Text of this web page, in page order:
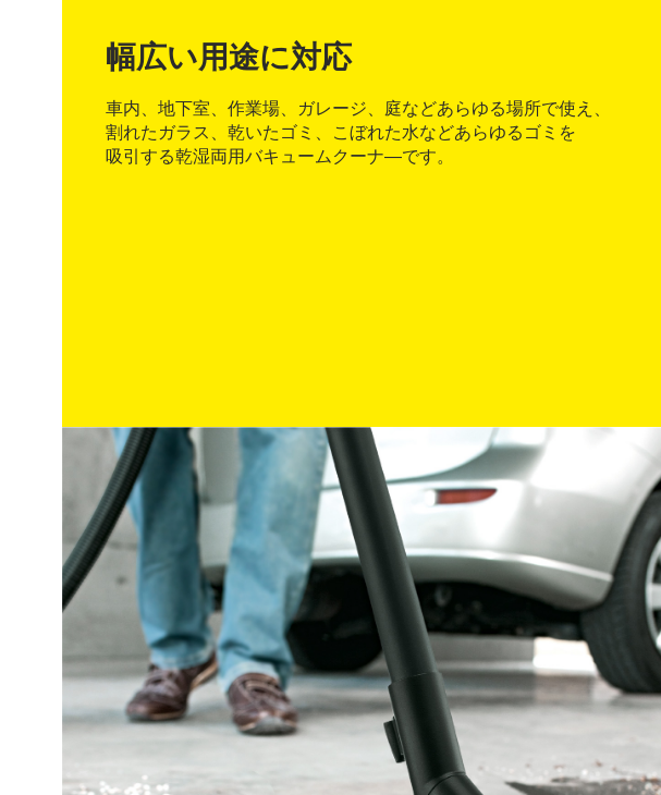
幅広い用途に対応
車内、地下室、作業場、ガレージ、庭などあらゆる場所で使え、
割れたガラス、乾いたゴミ、こぼれた水などあらゆるゴミを
吸引する乾湿両用バキュームクーナ―です。